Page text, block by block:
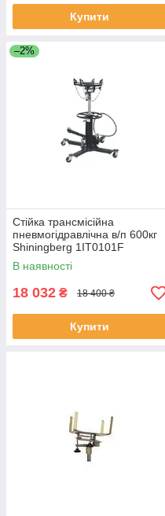
Купити
–2%
Стійка трансмісійна
пневмогідравлічна в/п 600кг
Shiningberg 1IT0101F
В наявності
18 032 ₴ 18 400 ₴
Купити